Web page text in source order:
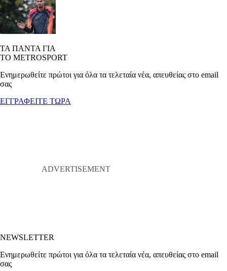
ΤΑ ΠΑΝΤΑ ΓΙΑ
ΤΟ METROSPORT
Ενημερωθείτε πρώτοι για όλα τα τελεταία νέα, απευθείας στο email
σας
ΕΓΓΡΑΦΕΙΤΕ ΤΩΡΑ
NEWSLETTER
Ενημερωθείτε πρώτοι για όλα τα τελεταία νέα, απευθείας στο email
σας